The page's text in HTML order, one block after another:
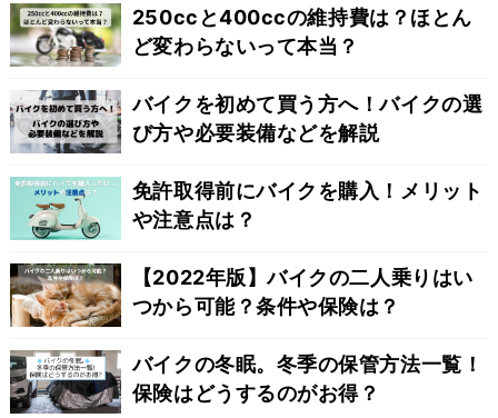
250ccと400ccの維持費は？ほとん
ど変わらないって本当？
バイクを初めて買う方へ！バイクの選
び方や必要装備などを解説
免許取得前にバイクを購入！メリット
や注意点は？
【2022年版】バイクの二人乗りはい
つから可能？条件や保険は？
バイクの冬眠。冬季の保管方法一覧！
保険はどうするのがお得？